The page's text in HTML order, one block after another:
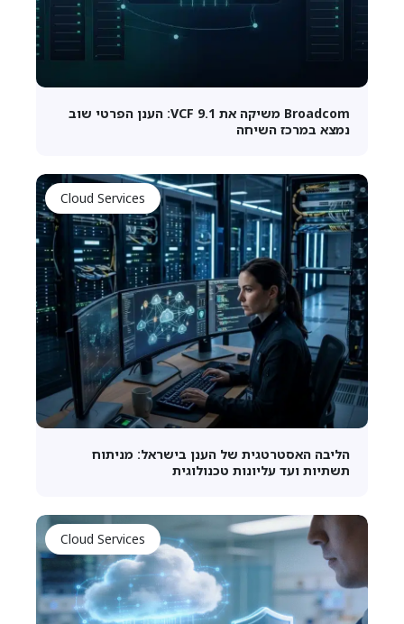
Broadcom משיקה את VCF 9.1: הענן הפרטי שוב
נמצא במרכז השיחה
Cloud Services
הליבה האסטרטגית של הענן בישראל: מניתוח
תשתיות ועד עליונות טכנולוגית
Cloud Services